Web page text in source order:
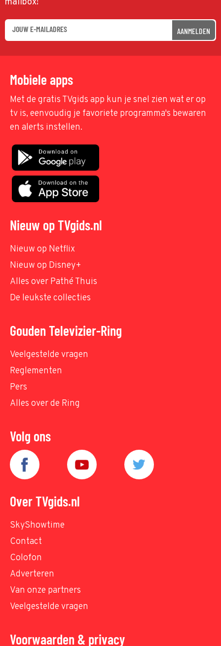
AANMELDEN
Mobiele apps
Met de gratis TVgids app kun je snel zien wat er op
tv is, eenvoudig je favoriete programma's bewaren
en alerts instellen.
Nieuw op TVgids.nl
Nieuw op Netflix
Nieuw op Disney+
Alles over Pathé Thuis
De leukste collecties
Gouden Televizier-Ring
Veelgestelde vragen
Reglementen
Pers
Alles over de Ring
Volg ons
Over TVgids.nl
SkyShowtime
Contact
Colofon
Adverteren
Van onze partners
Veelgestelde vragen
Voorwaarden & privacy